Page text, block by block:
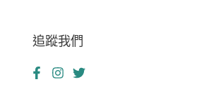
追蹤我們